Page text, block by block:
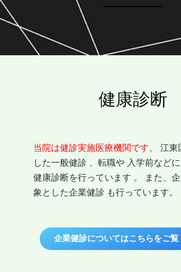
健康診断
当院は健診実施医療機関です。
江東
した一般健診 、転職や 入学前など
健康診断を行っています 。 また、
象とした企業健診 も行っています。
企業健診についてはこちらをご